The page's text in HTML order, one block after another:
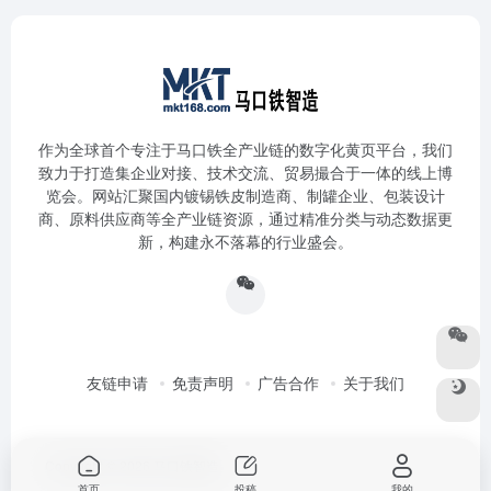
作为全球首个专注于马口铁全产业链的数字化黄页平台，我们
致力于打造集企业对接、技术交流、贸易撮合于一体的线上博
览会。网站汇聚国内镀锡铁皮制造商、制罐企业、包装设计
商、原料供应商等全产业链资源，通过精准分类与动态数据更
新，构建永不落幕的行业盛会。
友链申请 免责声明 广告合作 关于我们
Copyright © 2026